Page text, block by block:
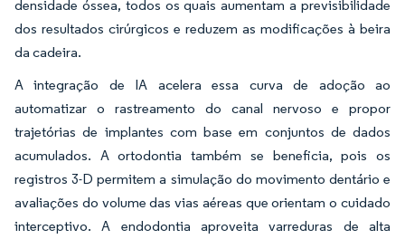
densidade óssea, todos os quais aumentam a previsibilidade
dos resultados cirúrgicos e reduzem as modificações à beira
da cadeira.
A integração de IA acelera essa curva de adoção ao
automatizar o rastreamento do canal nervoso e propor
trajetórias de implantes com base em conjuntos de dados
acumulados. A ortodontia também se beneficia, pois os
registros 3-D permitem a simulação do movimento dentário e
avaliações do volume das vias aéreas que orientam o cuidado
interceptivo. A endodontia aproveita varreduras de alta